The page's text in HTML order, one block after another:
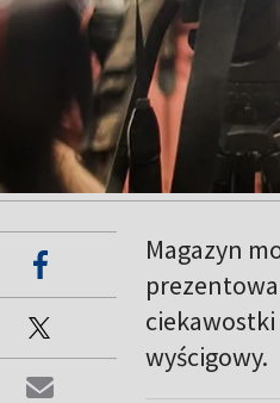
Magazyn
wyścigowy.